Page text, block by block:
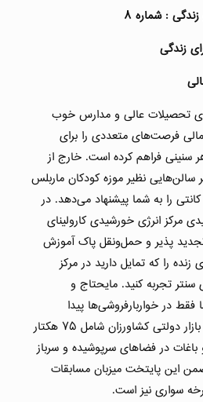
: شماره ۸
تحصیلات عالی و مدارس خوب
فرصت‌های متعددی را برای
سنینی فراهم کرده است. خارج از
نظیر موزه کودکان ماربلس
را به شما پیشنهاد می‌دهد. در
مرکز انرژی خورشیدی کارولینای
پذیر و حمل‌ونقل پاک آموزش
را که تمایل دارید در مرکز
تجربه کنید. مایحتاج و
در خواربارفروشی‌ها پیدا
نمی‌شود بلکه در طول سال بازار دولتی کشاورزان شامل ۷۵ هکتار
در فضاهای سرپوشیده و سرباز
این پایتخت میزبان مسابقات